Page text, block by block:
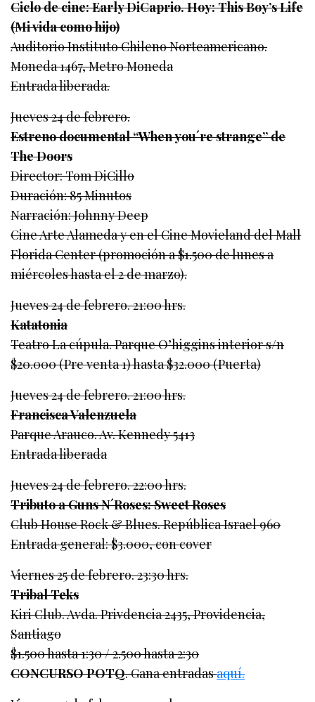
Ciclo de cine: Early DiCaprio. Hoy: This Boy’s Life
(Mi vida como hijo)
Auditorio Instituto Chileno Norteamericano.
Moneda 1467, Metro Moneda
Entrada liberada.
Jueves 24 de febrero.
Estreno documental “When you´re strange” de
The Doors
Director: Tom DiCillo
Duración: 85 Minutos
Narración: Johnny Deep
Cine Arte Alameda y en el Cine Movieland del Mall
Florida Center (promoción a $1.500 de lunes a
miércoles hasta el 2 de marzo).
Jueves 24 de febrero. 21:00 hrs.
Katatonia
Teatro La cúpula. Parque O’higgins interior s/n
$20.000 (Pre venta 1) hasta $32.000 (Puerta)
Jueves 24 de febrero. 21:00 hrs.
Francisca Valenzuela
Parque Arauco. Av. Kennedy 5413
Entrada liberada
Jueves 24 de febrero. 22:00 hrs.
Tributo a Guns N´Roses: Sweet Roses
Club House Rock & Blues. República Israel 960
Entrada general: $3.000, con cover
Viernes 25 de febrero. 23:30 hrs.
Tribal Teks
Kiri Club. Avda. Privdencia 2435, Providencia,
Santiago
$1.500 hasta 1:30 / 2.500 hasta 2:30
CONCURSO POTQ. Gana entradasaquí.